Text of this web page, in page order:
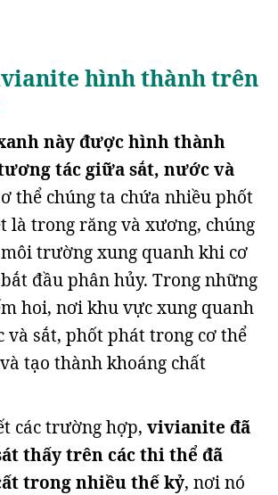
hình thành trên
này được hình thành
tác giữa sắt, nước và
thể chúng ta chứa nhiều phốt
là trong răng và xương, chúng
trường xung quanh khi cơ
đầu phân hủy. Trong những
hoi, nơi khu vực xung quanh
và sắt, phốt phát trong cơ thể
tạo thành khoáng chất
các trường hợp, vivianite đã
thấy trên các thi thể đã
trong nhiều thế kỷ, nơi nó